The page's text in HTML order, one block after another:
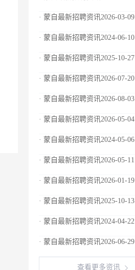
· 蒙自最新招聘资讯2026-03-09
· 蒙自最新招聘资讯2024-06-10
· 蒙自最新招聘资讯2025-10-27
· 蒙自最新招聘资讯2026-07-20
· 蒙自最新招聘资讯2026-08-03
· 蒙自最新招聘资讯2026-05-04
· 蒙自最新招聘资讯2024-05-06
· 蒙自最新招聘资讯2026-05-11
· 蒙自最新招聘资讯2026-01-19
· 蒙自最新招聘资讯2025-10-13
· 蒙自最新招聘资讯2024-04-22
· 蒙自最新招聘资讯2026-06-29
查看更多资讯